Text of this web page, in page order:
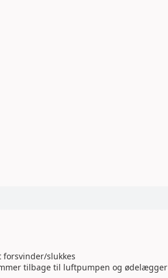
slukkes
tilbage til luftpumpen og ødelægger